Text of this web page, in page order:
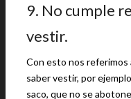
9. No cumple
vestir.
Con esto nos referimos
saber vestir, por
saco, que no se